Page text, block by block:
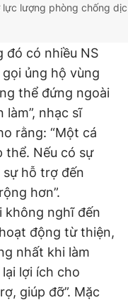
lực lượng phòng chống
đó có nhiều NS
ủng hộ vùng
thể đứng ngoài
nhạc sĩ
rằng: “Một cá
thể. Nếu có sự
hỗ trợ đến
hơn”.
không nghĩ đến
động từ thiện,
nhất khi làm
lợi ích cho
giúp đỡ”. Mặc